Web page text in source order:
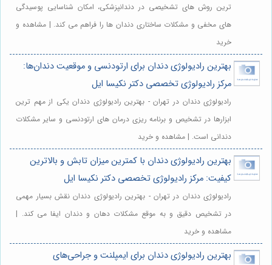
ترین روش های تشخیصی در دندانپزشکی، امکان شناسایی پوسیدگی
های مخفی و مشکلات ساختاری دندان ها را فراهم می کند. | مشاهده و
خرید
بهترین رادیولوژی دندان برای ارتودنسی و موقعیت دندان‌ها:
مرکز رادیولوژی تخصصی دکتر نکیسا ایل
رادیولوژی دندان در تهران - بهترین رادیولوژی دندان یکی از مهم ترین
ابزارها در تشخیص و برنامه ریزی درمان های ارتودنسی و سایر مشکلات
دندانی است. | مشاهده و خرید
بهترین رادیولوژی دندان با کمترین میزان تابش و بالاترین
کیفیت: مرکز رادیولوژی تخصصی دکتر نکیسا ایل
رادیولوژی دندان در تهران - بهترین رادیولوژی دندان نقش بسیار مهمی
در تشخیص دقیق و به موقع مشکلات دهان و دندان ایفا می کند. |
مشاهده و خرید
بهترین رادیولوژی دندان برای ایمپلنت و جراحی‌های